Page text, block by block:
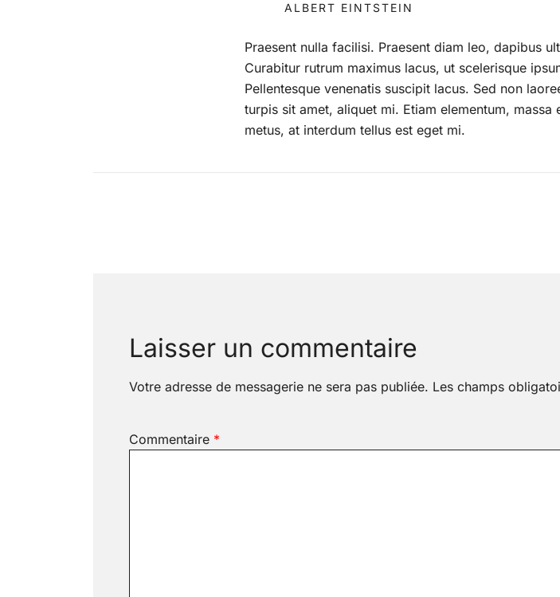
ALBERT EINTSTEIN
Praesent nulla facilisi. Praesent diam leo, dapibus
Curabitur rutrum maximus lacus, ut scelerisque
Pellentesque venenatis suscipit lacus. Sed non
turpis sit amet, aliquet mi. Etiam elementum,
metus, at interdum tellus est eget mi.
l’article
Laisser un commentaire
Votre adresse de messagerie ne sera pas publiée. Les champs
Commentaire *